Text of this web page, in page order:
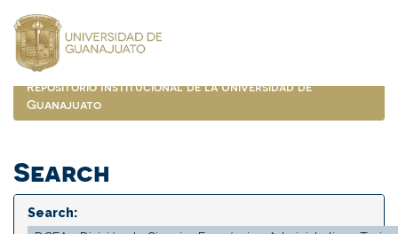
navigation
Repositorio Institucional de la Universidad de
Guanajuato
Search
Search: